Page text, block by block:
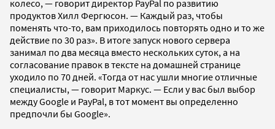
колесо, — говорит директор PayPal по развитию
продуктов Хилл Фергюсон. — Каждый раз, чтобы
поменять что-то, вам приходилось повторять одно и то же
действие по 30 раз». В итоге запуск нового сервера
занимал по два месяца вместо нескольких суток, а на
согласование правок в тексте на домашней странице
уходило по 70 дней. «Тогда от нас ушли многие отличные
специалисты, — говорит Маркус. — Если у вас был выбор
между Google и PayPal, в тот момент вы определенно
предпочли бы Google».